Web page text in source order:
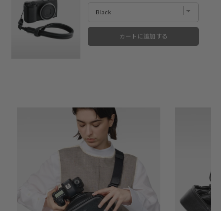
カートに追加する